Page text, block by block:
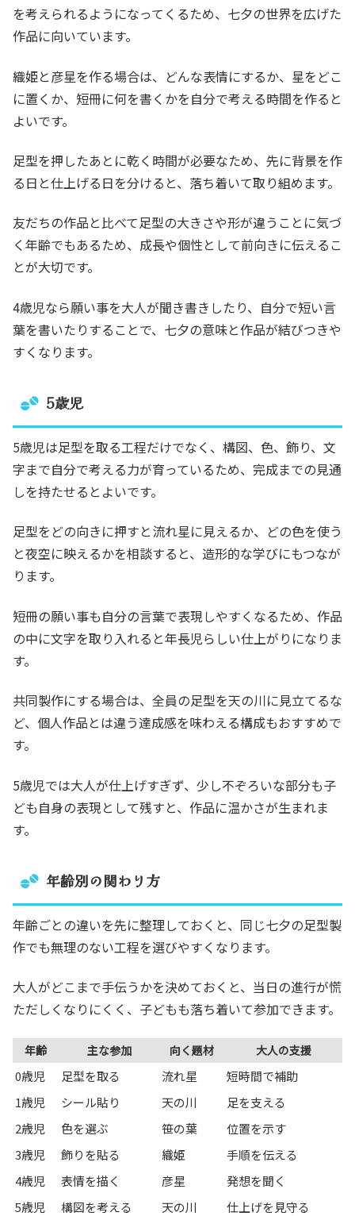
を考えられるようになってくるため、七夕の世界を広げた
作品に向いています。
織姫と彦星を作る場合は、どんな表情にするか、星をどこ
に置くか、短冊に何を書くかを自分で考える時間を作ると
よいです。
足型を押したあとに乾く時間が必要なため、先に背景を作
る日と仕上げる日を分けると、落ち着いて取り組めます。
友だちの作品と比べて足型の大きさや形が違うことに気づ
く年齢でもあるため、成長や個性として前向きに伝えるこ
とが大切です。
4歳児なら願い事を大人が聞き書きしたり、自分で短い言
葉を書いたりすることで、七夕の意味と作品が結びつきや
すくなります。
5歳児
5歳児は足型を取る工程だけでなく、構図、色、飾り、文
字まで自分で考える力が育っているため、完成までの見通
しを持たせるとよいです。
足型をどの向きに押すと流れ星に見えるか、どの色を使う
と夜空に映えるかを相談すると、造形的な学びにもつなが
ります。
短冊の願い事も自分の言葉で表現しやすくなるため、作品
の中に文字を取り入れると年長児らしい仕上がりになりま
す。
共同製作にする場合は、全員の足型を天の川に見立てるな
ど、個人作品とは違う達成感を味わえる構成もおすすめで
す。
5歳児では大人が仕上げすぎず、少し不ぞろいな部分も子
ども自身の表現として残すと、作品に温かさが生まれま
す。
年齢別の関わり方
年齢ごとの違いを先に整理しておくと、同じ七夕の足型製
作でも無理のない工程を選びやすくなります。
大人がどこまで手伝うかを決めておくと、当日の進行が慌
ただしくなりにくく、子どもも落ち着いて参加できます。
年齢 主な参加 向く題材 大人の支援
0歳児 足型を取る 流れ星
短時間で補助
1歳児
シール貼り 天の川
足を支える
2歳児
色を選ぶ 笹の葉
位置を示す
3歳児
飾りを貼る 織姫
手順を伝える
4歳児
表情を描く 彦星
発想を聞く
5歳児
構図を考える 天の川 仕上げを見守る